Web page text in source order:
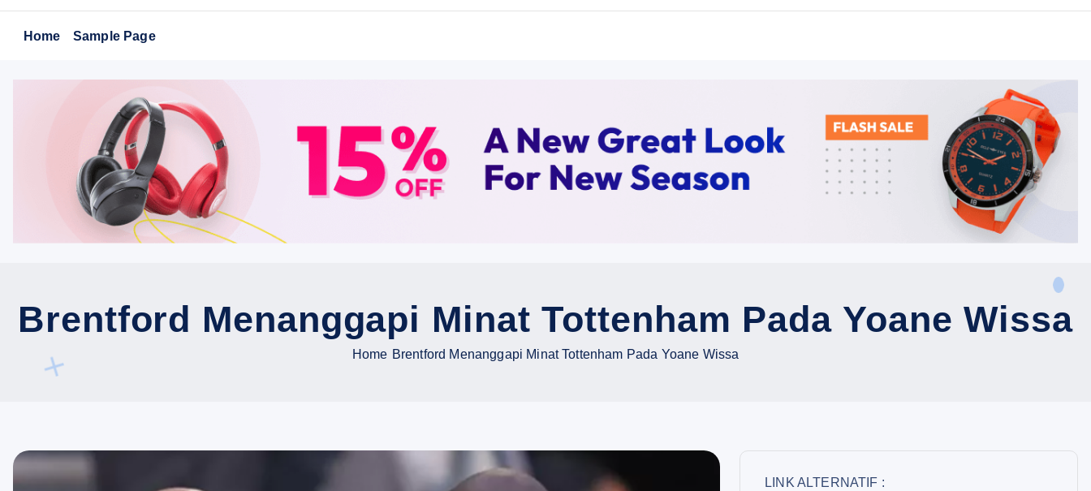
c
Home Sample Page
Brentford Menanggapi Minat Tottenham Pada Yoane Wissa
Home Brentford Menanggapi Minat Tottenham Pada Yoane Wissa
LINK ALTERNATIF :